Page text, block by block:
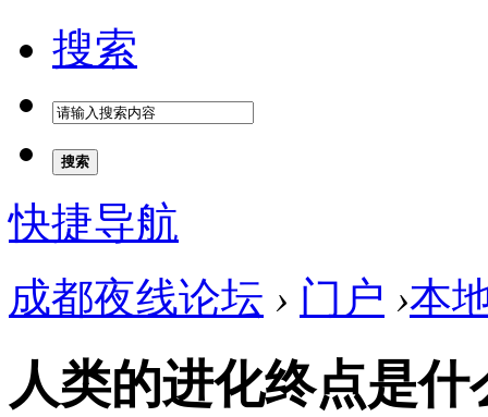
搜索
搜索
快捷导航
成都夜线论坛 › 门户 ›本
人类的进化终点是